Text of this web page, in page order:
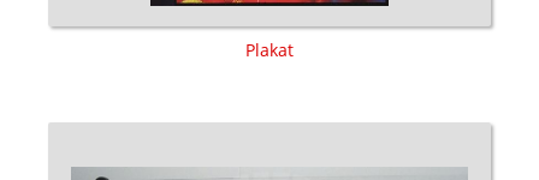
Plakat